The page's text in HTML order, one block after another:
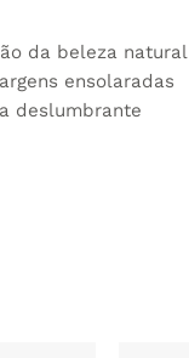
da beleza natural
ensolaradas
deslumbrante